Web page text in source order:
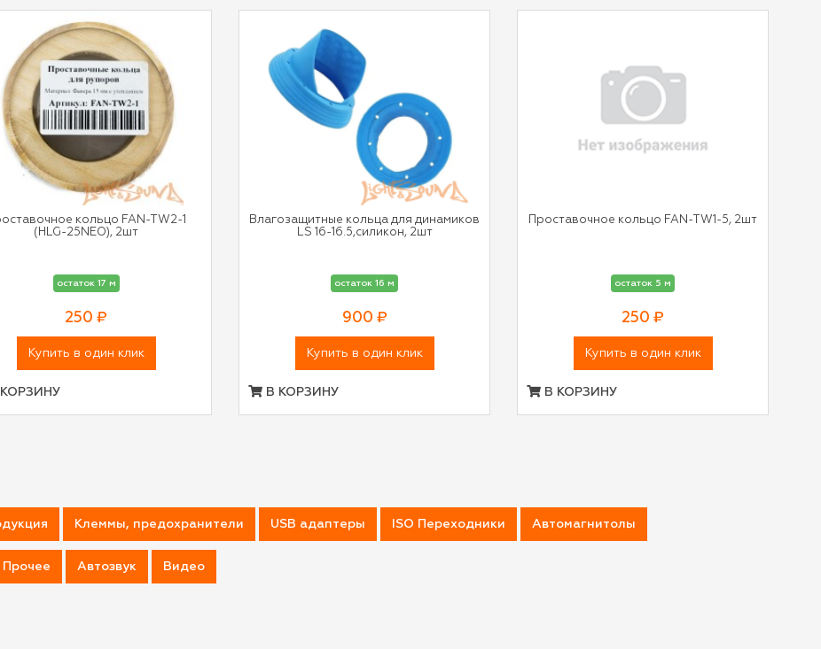
кольцо FAN-TW2-1
(HLG-25NEO), 2шт
остаток 17 м
250 ₽
Купить в один клик
Влагозащитные кольца для динамиков
LS 16-16.5,силикон, 2шт
остаток 16 м
900 ₽
Купить в один клик
В КОРЗИНУ
Проставочное кольцо FAN-TW1-5, 2шт
остаток 5 м
250 ₽
Купить в один клик
В КОРЗИНУ
Клеммы, предохранители USB адаптеры ISO Переходники Автомагнитолы
Прочее Автозвук Видео